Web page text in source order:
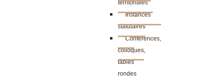
territoriales
Instances
statutaires
Conférences,
colloques,
tables
rondes